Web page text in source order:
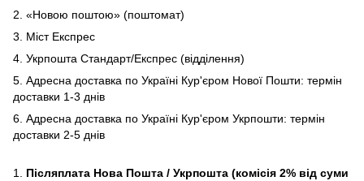
2. «Новою поштою» (поштомат)
3. Міст Експрес
4. Укрпошта Стандарт/Експрес (відділення)
5. Адресна доставка по Україні Кур'єром Нової Пошти: термін
доставки 1-3 днів
6. Адресна доставка по Україні Кур'єром Укрпошти: термін
доставки 2-5 днів
1. Післяплата Нова Пошта / Укрпошта (комісія 2% від суми